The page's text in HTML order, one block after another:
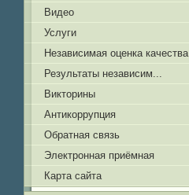
Видео
Услуги
Независимая оценка качества
Результаты независим...
Викторины
Антикоррупция
Обратная связь
Электронная приёмная
Карта сайта